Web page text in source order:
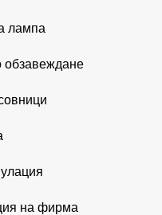
лампа
обзавеждане
на фирма